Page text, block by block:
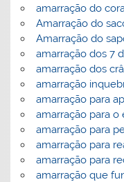
amarração do
Amarração do
Amarração do
amarração dos 7
amarração dos
amarração
amarração para
amarração para o
amarração para
amarração para
amarração para
amarração que